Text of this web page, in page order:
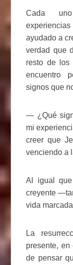
Cada
ayudado a
verdad que
resto de los
encuentro
signos que
— ¿Qué
mi
creer que
venciendo a
Al igual
creyente
vida
La
presente,
de pensar